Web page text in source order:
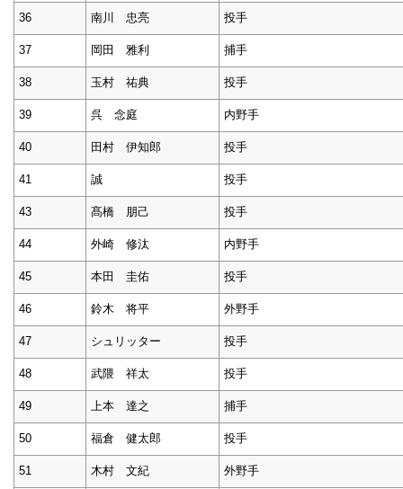
36 南川 忠亮 投手
37 岡田 雅利 捕手
38 玉村 祐典 投手
39 呉 念庭 内野手
40 田村 伊知郎 投手
41 誠 投手
43 髙橋 朋己 投手
44 外崎 修汰 内野手
45 本田 圭佑 投手
46 鈴木 将平 外野手
47 シュリッター 投手
48 武隈 祥太 投手
49 上本 達之 捕手
50 福倉 健太郎 投手
51 木村 文紀 外野手